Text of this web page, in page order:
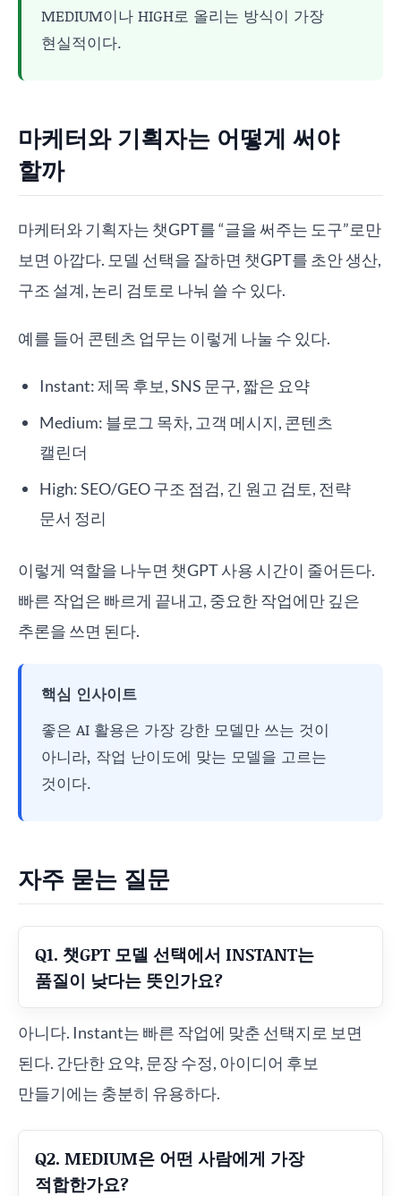
MEDIUM이나 HIGH로 올리는 방식이 가장
현실적이다.
마케터와 기획자는 어떻게 써야
할까
마케터와 기획자는 챗GPT를 “글을 써주는 도구”로만
보면 아깝다. 모델 선택을 잘하면 챗GPT를 초안 생산,
구조 설계, 논리 검토로 나눠 쓸 수 있다.
예를 들어 콘텐츠 업무는 이렇게 나눌 수 있다.
Instant: 제목 후보, SNS 문구, 짧은 요약
Medium: 블로그 목차, 고객 메시지, 콘텐츠
캘린더
High: SEO/GEO 구조 점검, 긴 원고 검토, 전략
문서 정리
이렇게 역할을 나누면 챗GPT 사용 시간이 줄어든다.
빠른 작업은 빠르게 끝내고, 중요한 작업에만 깊은
추론을 쓰면 된다.
핵심 인사이트
좋은 AI 활용은 가장 강한 모델만 쓰는 것이
아니라, 작업 난이도에 맞는 모델을 고르는
것이다.
자주 묻는 질문
Q1. 챗GPT 모델 선택에서 INSTANT는
품질이 낮다는 뜻인가요?
아니다. Instant는 빠른 작업에 맞춘 선택지로 보면
된다. 간단한 요약, 문장 수정, 아이디어 후보
만들기에는 충분히 유용하다.
Q2. MEDIUM은 어떤 사람에게 가장
적합한가요?